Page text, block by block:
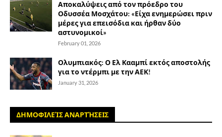
Αποκαλύψεις από τον πρόεδρο του
Οδυσσέα Μοσχάτου: «Είχα ενημερώσει πριν
μέρες για επεισόδια και ήρθαν δύο
αστυνομικοί»
February 01, 2026
Ολυμπιακός: Ο Ελ Κααμπί εκτός αποστολής
για το ντέρμπι με την ΑΕΚ!
January 31, 2026
ΔΗΜΟΦΙΛΕΊΣ ΑΝΑΡΤΉΣΕΙΣ